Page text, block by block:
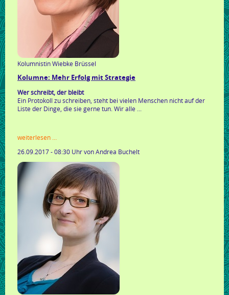
Kolumnistin Wiebke Brüssel
Kolumne: Mehr Erfolg mit Strategie
Wer schreibt, der bleibt
Ein Protokoll zu schreiben, steht bei vielen Menschen nicht auf der
Liste der Dinge, die sie gerne tun. Wir alle ...
weiterlesen …
erfolg
mit
strategie
26.09.2017 - 08:30 Uhrvon Andrea Buchelt